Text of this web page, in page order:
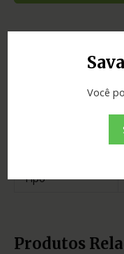
Você
Informação adicional
Tipo
Produtos